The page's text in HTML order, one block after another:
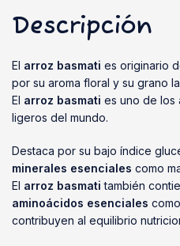
Descripción
El arroz basmati es originario
por su aroma floral y su grano
El arroz basmati es uno de los
ligeros del mundo.
Destaca por su bajo índice
minerales esenciales como
El arroz basmati también
aminoácidos esenciales
contribuyen al equilibrio